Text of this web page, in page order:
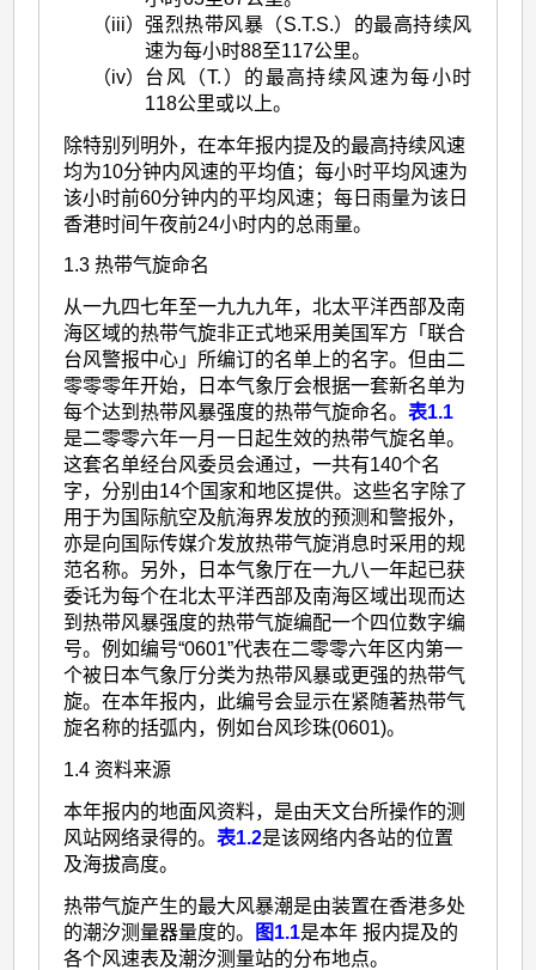
（iii）强烈热带风暴（S.T.S.）的最高持续风
速为每小时88至117公里。
（iv） 台风（T.）的最高持续风速为每小时
118公里或以上。
除特别列明外，在本年报内提及的最高持续风速
均为10分钟内风速的平均值；每小时平均风速为
该小时前60分钟内的平均风速；每日雨量为该日
香港时间午夜前24小时内的总雨量。
1.3 热带气旋命名
从一九四七年至一九九九年，北太平洋西部及南
海区域的热带气旋非正式地采用美国军方「联合
台风警报中心」所编订的名单上的名字。但由二
零零零年开始，日本气象厅会根据一套新名单为
每个达到热带风暴强度的热带气旋命名。表1.1
是二零零六年一月一日起生效的热带气旋名单。
这套名单经台风委员会通过，一共有140个名
字，分别由14个国家和地区提供。这些名字除了
用于为国际航空及航海界发放的预测和警报外，
亦是向国际传媒介发放热带气旋消息时采用的规
范名称。另外，日本气象厅在一九八一年起已获
委讬为每个在北太平洋西部及南海区域出现而达
到热带风暴强度的热带气旋编配一个四位数字编
号。例如编号“0601”代表在二零零六年区内第一
个被日本气象厅分类为热带风暴或更强的热带气
旋。在本年报内，此编号会显示在紧随著热带气
旋名称的括弧内，例如台风珍珠(0601)。
1.4 资料来源
本年报内的地面风资料，是由天文台所操作的测
风站网络录得的。表1.2是该网络内各站的位置
及海拔高度。
热带气旋产生的最大风暴潮是由装置在香港多处
的潮汐测量器量度的。
图1.1是本年 报内提及的
各个风速表及潮汐测量站的分布地点。